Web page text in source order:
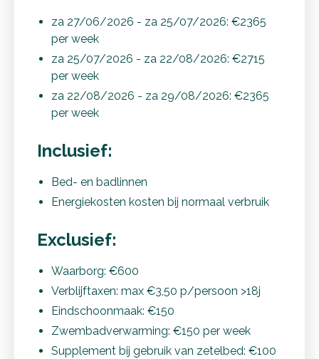
za 27/06/2026 - za 25/07/2026: €2365
per week
za 25/07/2026 - za 22/08/2026: €2715
per week
za 22/08/2026 - za 29/08/2026: €2365
per week
Inclusief:
Bed- en badlinnen
Energiekosten kosten bij normaal verbruik
Exclusief:
Waarborg: €600
Verblijftaxen: max €3,50 p/persoon >18j
Eindschoonmaak: €150
Zwembadverwarming: €150 per week
Supplement bij gebruik van zetelbed: €100